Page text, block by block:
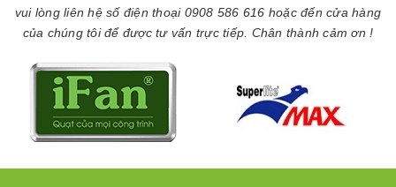
vui lòng liên hệ số điện thoại 0908 586 616 hoặc đến cửa hàng
của chúng tôi để được tư vấn trực tiếp. Chân thành cảm ơn !